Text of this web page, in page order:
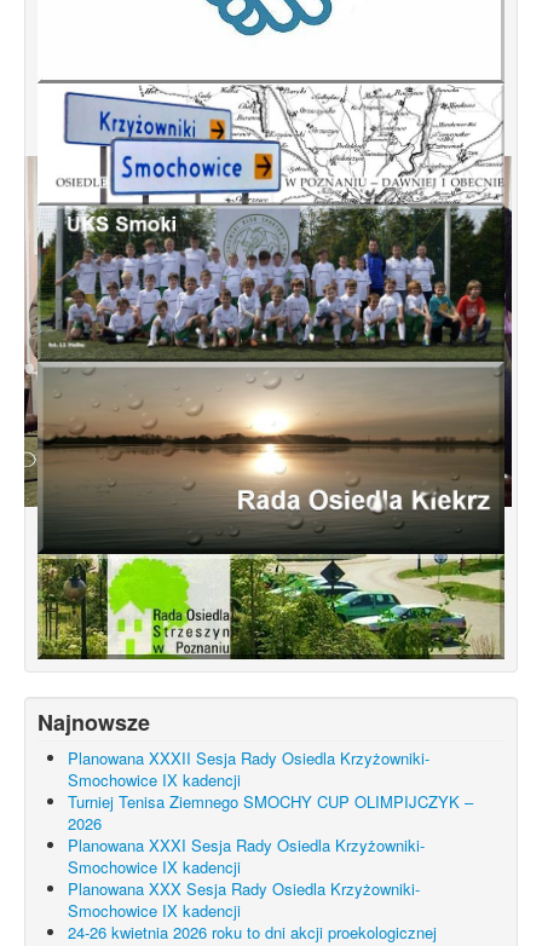
Konsultacje dotyczące terenu
Smochowice Południe w rejonie ulic
położonych pomiędzy Wejherowską,
Starogardzką, Pniewską, Pelplińską.
Najnowsze
Planowana XXXII Sesja Rady Osiedla Krzyżowniki-
Smochowice IX kadencji
Turniej Tenisa Ziemnego SMOCHY CUP OLIMPIJCZYK –
2026
Planowana XXXI Sesja Rady Osiedla Krzyżowniki-
Smochowice IX kadencji
Planowana XXX Sesja Rady Osiedla Krzyżowniki-
Smochowice IX kadencji
24-26 kwietnia 2026 roku to dni akcji proekologicznej